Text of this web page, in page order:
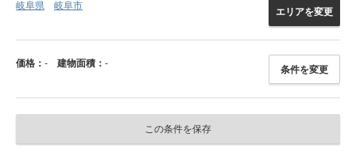
岐阜県 岐阜市
エリアを変更
価格： - 建物面積： -
条件を変更
この条件を保存